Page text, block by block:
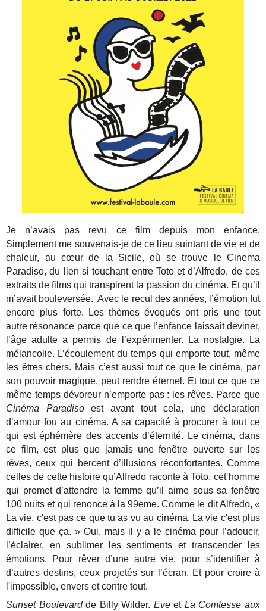
Je n’avais pas revu ce film depuis mon enfance.
Simplement me souvenais-je de ce lieu suintant de vie et de
chaleur, au cœur de la Sicile, où se trouve le Cinema
Paradiso, du lien si touchant entre Toto et d’Alfredo, de ces
extraits de films qui transpirent la passion du cinéma. Et qu’il
m’avait bouleversée. Avec le recul des années, l’émotion fut
encore plus forte. Les thèmes évoqués ont pris une tout
autre résonance parce que ce que l’enfance laissait deviner,
l’âge adulte a permis de l’expérimenter. La nostalgie. La
mélancolie. L’écoulement du temps qui emporte tout, même
les êtres chers. Mais c’est aussi tout ce que le cinéma, par
son pouvoir magique, peut rendre éternel. Et tout ce que ce
même temps dévoreur n’emporte pas : les rêves. Parce que
Cinéma Paradisoest avant tout cela, une déclaration
d’amour fou au cinéma. A sa capacité à procurer à tout ce
qui est éphémère des accents d’éternité. Le cinéma, dans
ce film, est plus que jamais une fenêtre ouverte sur les
rêves, ceux qui bercent d’illusions réconfortantes. Comme
celles de cette histoire qu’Alfredo raconte à Toto, cet homme
qui promet d’attendre la femme qu’il aime sous sa fenêtre
100 nuits et qui renonce à la 99ème. Comme le dit Alfredo, «
La vie, c'est pas ce que tu as vu au cinéma. La vie c'est plus
difficile que ça. » Oui, mais il y a le cinéma pour l’adoucir,
l’éclairer, en sublimer les sentiments et transcender les
émotions. Pour rêver d’une autre vie, pour s’identifier à
d’autres destins, ceux projetés sur l’écran. Et pour croire à
l'impossible, envers et contre tout.
Sunset Boulevardde Billy Wilder. Eveet La Comtesse aux